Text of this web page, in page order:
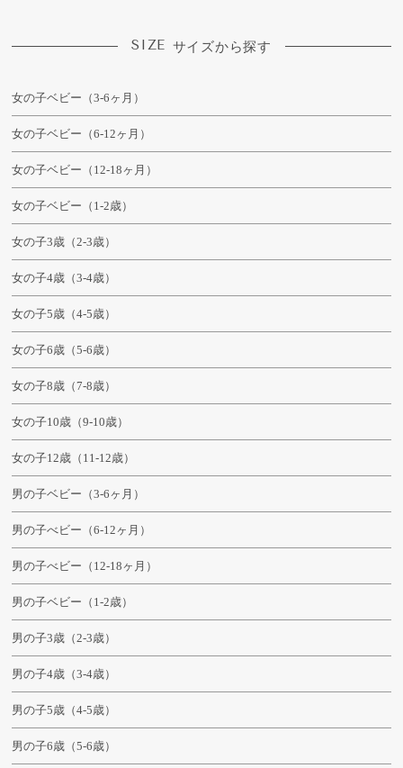
SIZE サイズから探す
女の子ベビー（3-6ヶ月）
女の子ベビー（6-12ヶ月）
女の子ベビー（12-18ヶ月）
女の子ベビー（1-2歳）
女の子3歳（2-3歳）
女の子4歳（3-4歳）
女の子5歳（4-5歳）
女の子6歳（5-6歳）
女の子8歳（7-8歳）
女の子10歳（9-10歳）
女の子12歳（11-12歳）
男の子ベビー（3-6ヶ月）
男の子べビー（6-12ヶ月）
男の子べビー（12-18ヶ月）
男の子ベビー（1-2歳）
男の子3歳（2-3歳）
男の子4歳（3-4歳）
男の子5歳（4-5歳）
男の子6歳（5-6歳）